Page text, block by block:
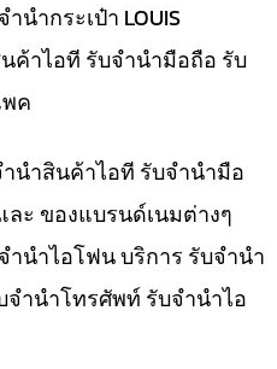
นำกระเป๋า LOUIS
ค้าไอที รับจำนำมือถือ รับ
ค
นำสินค้าไอที รับจำนำมือ
ะ ของแบรนด์เนมต่างๆ
นำไอโฟน บริการ รับจำนำ
ำนำโทรศัพท์ รับจำนำไอ